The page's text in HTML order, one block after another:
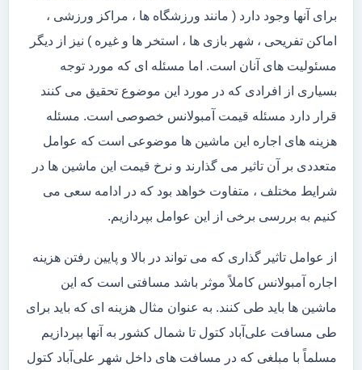
برای آنها وجود دارد ( مانند ورزشگاه ها ، مراکز ورزشی ،
اماکن تفریحی ، شهر بازی ها ، استخر ها و غیره ) نیز از دیگر
مسئولیت های آنان است. اما مسئله ای که مورد توجه
بسیاری از افرادی که در مورد این موضوع تحقیق می کنند
قرار دارد مسئله قیمت آمبولانس خصوصی است. مسئله
هزینه های اجاره این ماشین ها موضوعی است که عوامل
متعددی بر آن تاثیر می گذارند و نرخ قیمت این ماشین ها در
شرایط مختلف ، متفاوت خواهد بود که در ادامه سعی می
کنیم به بررسی برخی از این عوامل بپردازیم.
از عوامل تاثیر گذاری که می تواند در بالا و پایین رفتن هزینه
اجاره آمبولانس کاملاً موثر باشد مسافتی است که این
ماشین ها باید طی کنند. به عنوان مثال هزینه ای که باید برای
طی مسافت علی‌آباد کتول تا شمال کشور به آنها بپردازیم
مسلماً با مبلغی که در مسافت های داخل شهر علی‌آباد کتول